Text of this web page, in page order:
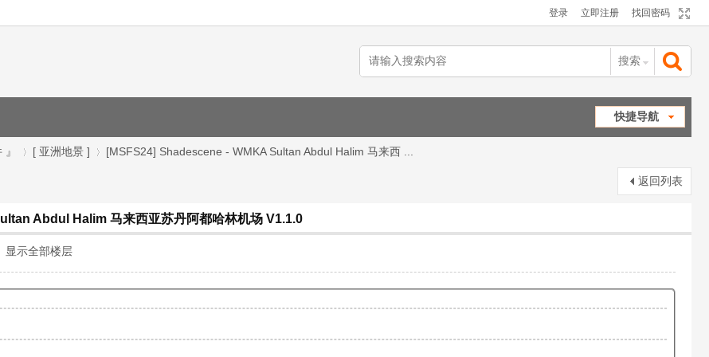
登录 立即注册 找回密码
搜索
快捷导航
›
[ 亚洲地景 ]
›
[MSFS24] Shadescene - WMKA Sultan Abdul Halim 马来西 ...
返回列表
Abdul Halim 马来西亚苏丹阿都哈林机场 V1.1.0
显示全部楼层